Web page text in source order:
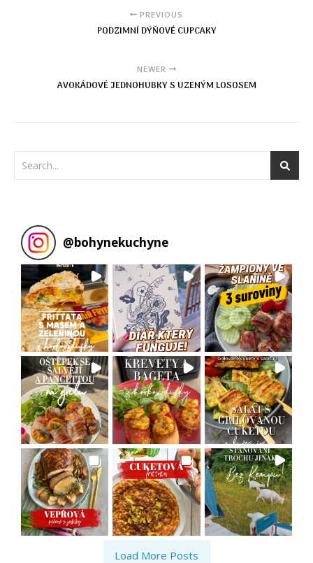
PREVIOUS
PODZIMNÍ DÝŇOVÉ CUPCAKY
NEWER
AVOKÁDOVÉ JEDNOHUBKY S UZENÝM LOSOSEM
@bohynekuchyne
Load More Posts